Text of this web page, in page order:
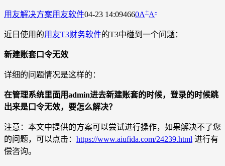
用友解决方案用友软件04-23 14:094660A+A-
近日使用的用友T3财务软件的T3中碰到一个问题：
新建账套口令无效
详细的问题情况是这样的：
在管理系统里面用admin进去新建账套的时候，登录的时候跳
出来是口令无效，要怎么解决？
注意：本文中提供的方案可以尝试进行操作，如果解决不了您
的问题，可以点击： https://www.aiufida.com/24239.html 进行有
偿咨询。